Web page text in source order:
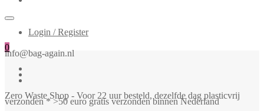
Login / Register
0
info@bag-again.nl
Zero Waste Shop - Voor 22 uur besteld, dezelfde dag plasticvrij
verzonden * >50 euro gratis verzonden binnen Nederland